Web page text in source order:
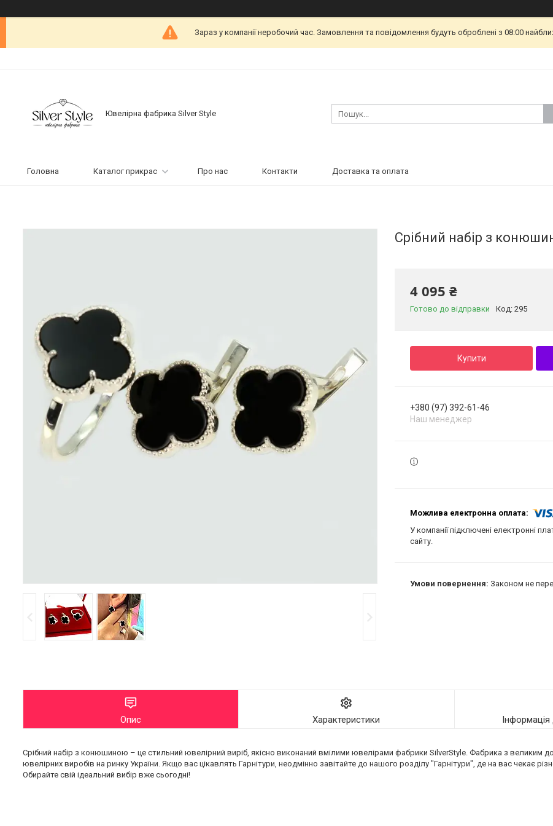
Зараз у компанії неробочий час. Замовлення та повідомлення будуть оброблені з 08:00
Ювелірна фабрика Silver Style
Головна Каталог прикрас Про нас Контакти Доставка та оплата
Срібний набір з
4 095 ₴
Готово до відправки Код: 295
Купити
+380 (97) 392-61-46
Наш менеджер
У компанії підключені електронні
сайту.
Законом не
Опис Характеристики
Срібний набір з конюшиною – це стильний ювелірний виріб, якісно виконаний вмілими ювелірами фабрики SilverStyle. Фабрика з великим
ювелірних виробів на ринку України. Якщо вас цікавлять Гарнітури, неодмінно завітайте до нашого розділу "Гарнітури", де на вас чекає
Обирайте свій ідеальний вибір вже сьогодні!